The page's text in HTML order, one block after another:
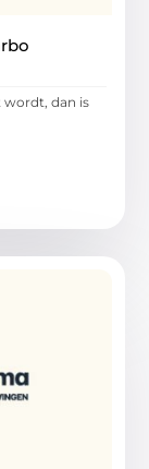
wordt, dan is